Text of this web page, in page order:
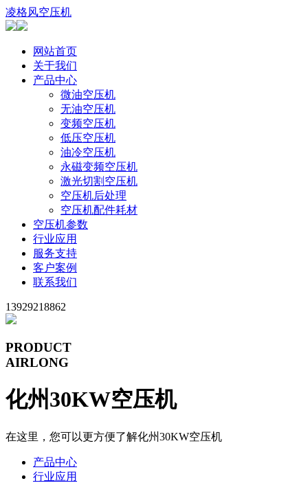
凌格风空压机
网站首页
关于我们
产品中心
微油空压机
无油空压机
变频空压机
低压空压机
油冷空压机
永磁变频空压机
激光切割空压机
空压机后处理
空压机配件耗材
空压机参数
行业应用
服务支持
客户案例
联系我们
13929218862
PRODUCT
AIRLONG
化州30KW空压机
在这里，您可以更方便了解化州30KW空压机
产品中心
行业应用